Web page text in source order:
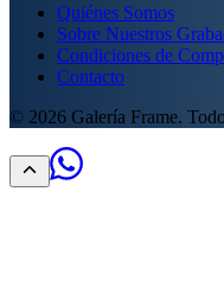
Quiénes Somos
Sobre Nuestros
Condiciones de
Contacto
© 2026 Galería Frame.